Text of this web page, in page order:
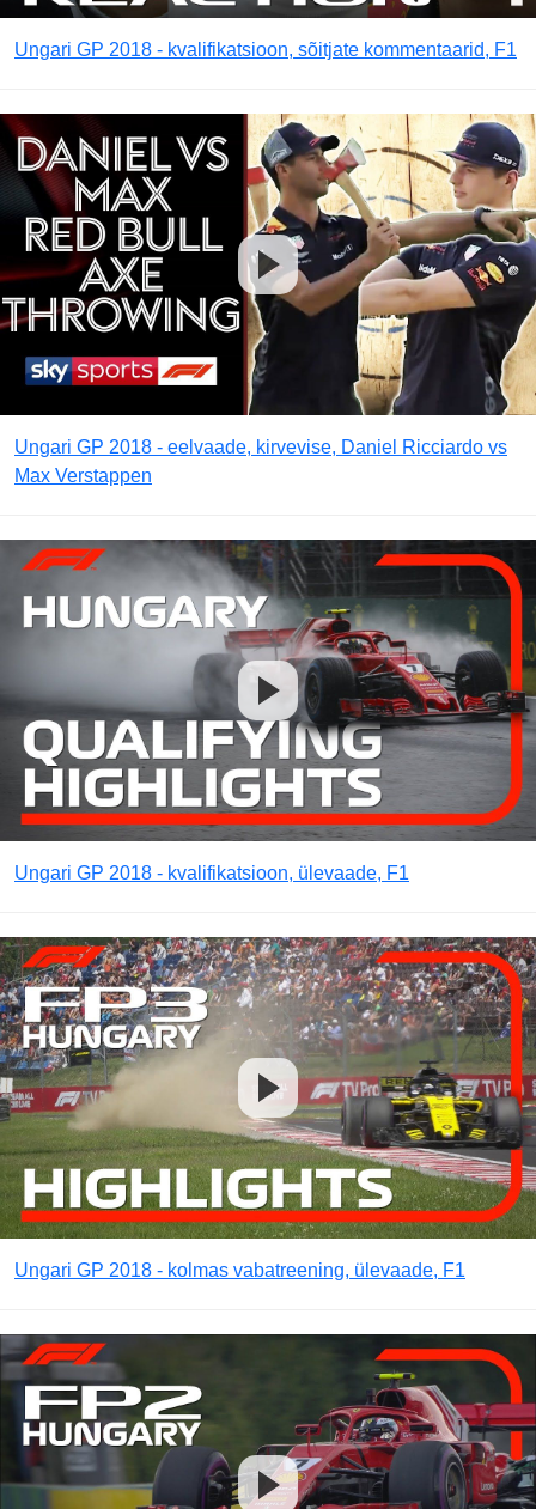
Ungari GP 2018 - kvalifikatsioon, sõitjate kommentaarid, F1
Ungari GP 2018 - eelvaade, kirvevise, Daniel Ricciardo vs
Max Verstappen
Ungari GP 2018 - kvalifikatsioon, ülevaade, F1
Ungari GP 2018 - kolmas vabatreening, ülevaade, F1